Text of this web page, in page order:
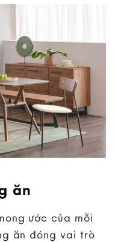
ăn
ước của mỗi
ăn đóng vai trò